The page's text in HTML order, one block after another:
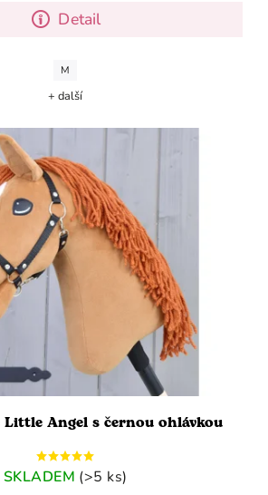
Detail
M
+ další
Little Angel s černou ohlávkou
SKLADEM (>5 ks)